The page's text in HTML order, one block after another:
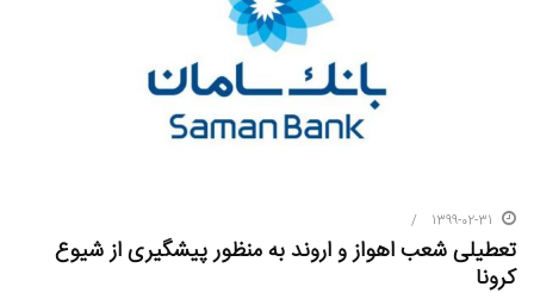
1399-02-31
تعطیلی شعب اهواز و اروند به منظور پیشگیری از شیوع
کرونا